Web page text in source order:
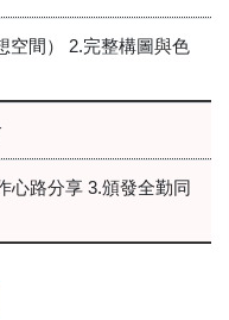
空間） 2.完整構圖與色
心路分享 3.頒發全勤同